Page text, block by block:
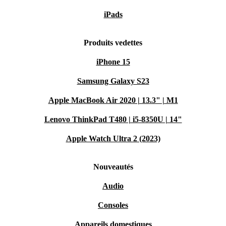
iPads
Produits vedettes
iPhone 15
Samsung Galaxy S23
Apple MacBook Air 2020 | 13.3" | M1
Lenovo ThinkPad T480 | i5-8350U | 14"
Apple Watch Ultra 2 (2023)
Nouveautés
Audio
Consoles
Appareils domestiques